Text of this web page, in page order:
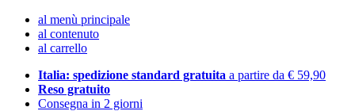
al menù principale
al contenuto
al carrello
Italia: spedizione standard gratuita a partire da € 59,90
Reso gratuito
Consegna in 2 giorni